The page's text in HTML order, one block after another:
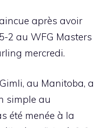
après avoir
2 au WFG Masters
mercredi.
au Manitoba, a
simple au
été menée à la